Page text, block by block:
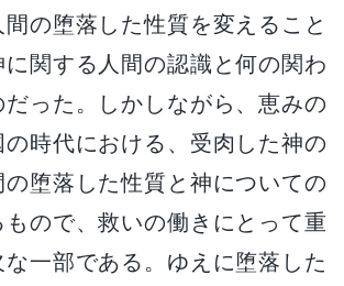
の堕落した性質を変えること
に関する人間の認識と何の関わ
だった。しかしながら、恵みの
時代における、受肉した神の
堕落した性質と神についての
ので、救いの働きにとって重
一部である。ゆえに堕落した